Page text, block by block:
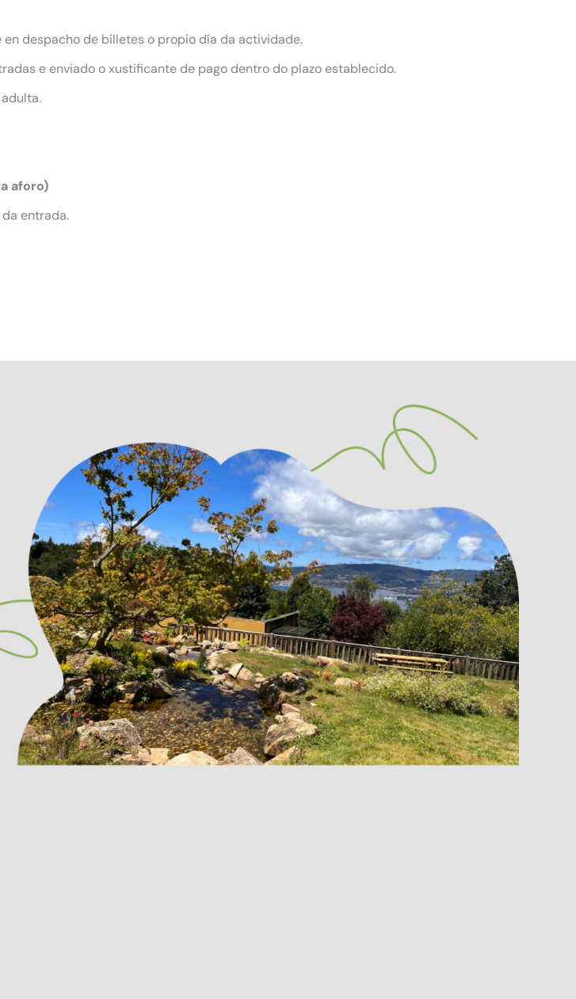
despacho de billetes o propio día da actividade.
e enviado o xustificante de pago dentro do plazo establecido.
aforo)
entrada.